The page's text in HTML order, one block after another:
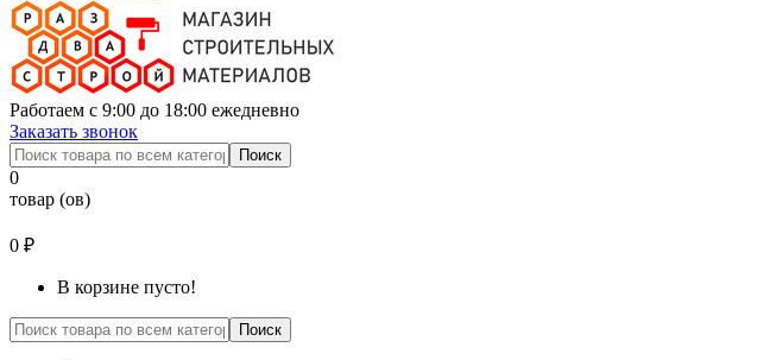
Работаем с 9:00 до 18:00 ежедневно
Заказать звонок
Поиск
0
товар (ов)
0 ₽
В корзине пусто!
Поиск